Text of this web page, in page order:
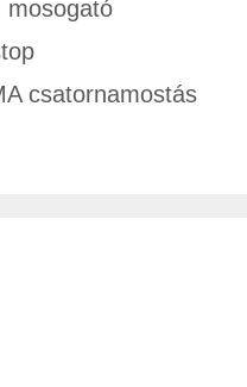
mosogató
csatornamostás